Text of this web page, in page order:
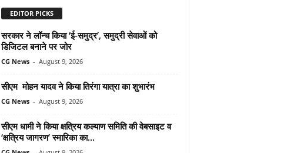
EDITOR PICKS
सरकार ने लॉन्च किया ‘ई-समुद्र’, समुद्री सेवाओं को
डिजिटल बनाने पर जोर
CG News - August 9, 2026
सीएम मोहन यादव ने किया तिरंगा यात्रा का शुभारंभ
CG News - August 9, 2026
सीएम धामी ने किया क्षत्रिय कल्याण समिति की वेबसाइट व
‘क्षत्रिय जागरण’ स्मारिका का...